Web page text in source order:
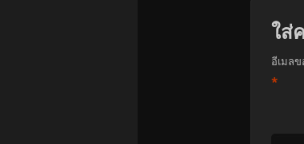
ใส่
อีเมล
*